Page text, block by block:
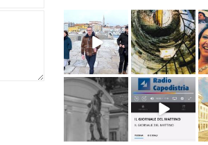
Feb 16 Ago 3
Apr 18 Dic 14